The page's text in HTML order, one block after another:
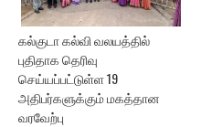
கல்குடா கல்வி வலயத்தில்
புதிதாக தெரிவு
செய்யப்பட்டுள்ள 19
அதிபர்களுக்கும் மகத்தான
வரவேற்பு